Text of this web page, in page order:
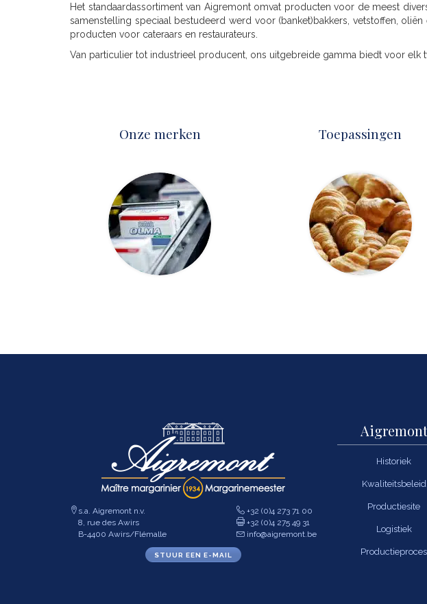
Het standaardassortiment van Aigremont omvat producten voor de meest
samenstelling speciaal bestudeerd werd voor (banket)bakkers, vetstoffen,
producten voor cateraars en restaurateurs.
Van particulier tot industrieel producent, ons uitgebreide gamma biedt voor
Onze merken Toepassingen
s.a. Aigremont n.v.
8, rue des Awirs
B-4400 Awirs/Flémalle
+32 (0)4 273 71 00
+32 (0)4 275 49 31
info@aigremont.be
STUUR EEN E-MAIL
Aigremont
Historiek
Kwaliteitsbeleid
Productiesite
Logistiek
Productieproces